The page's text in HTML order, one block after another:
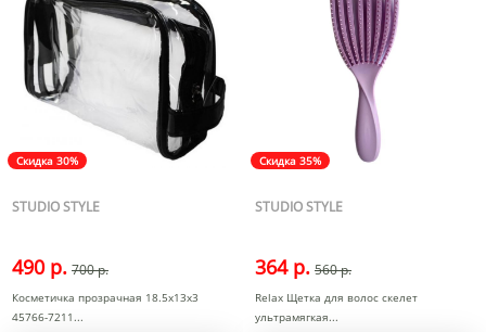
Скидка 30%
STUDIO STYLE
490 р. 700 р.
Косметичка прозрачная 18.5x13x3
45766-7211
Скидка 35%
STUDIO STYLE
364 р. 560 р.
Relax Щетка для волос скелет
ультрамягкая